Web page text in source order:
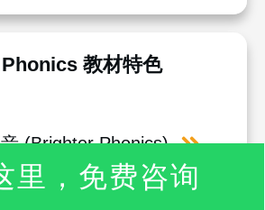
教材特色
(Brighter Phonics)
里，免费咨询